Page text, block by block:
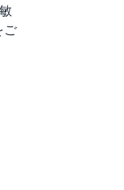
ご